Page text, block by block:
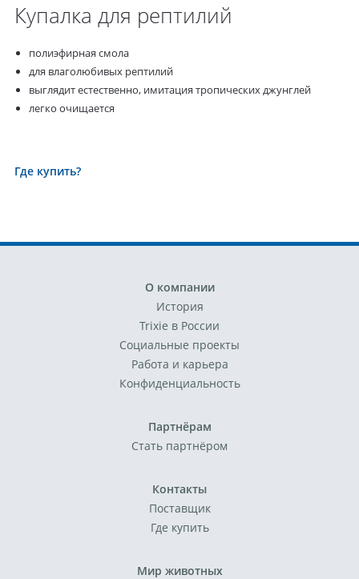
Купалка для рептилий
полиэфирная смола
для влаголюбивых рептилий
выглядит естественно, имитация тропических джунглей
легко очищается
Где купить?
О компании
История
Trixie в России
Социальные проекты
Работа и карьера
Конфиденциальность
Партнёрам
Стать партнёром
Контакты
Поставщик
Где купить
Мир животных